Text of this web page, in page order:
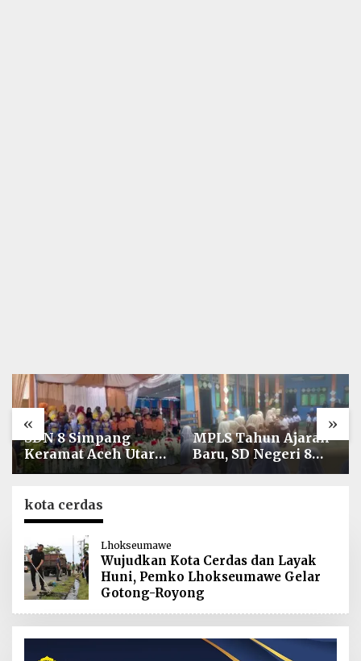
« »
SDN 8 Simpang
Keramat Aceh Utara
Gelar Penutupan
Ajaran 2026/2027
MPLS Tahun Ajaran
Baru, SD Negeri 8
Simpang Keuramat
kota cerdas
Lhokseumawe
Wujudkan Kota Cerdas dan Layak
Huni, Pemko Lhokseumawe Gelar
Gotong-Royong